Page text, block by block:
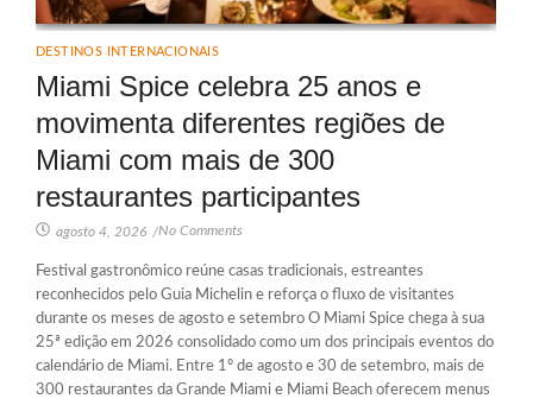
DESTINOS INTERNACIONAIS
Miami Spice celebra 25 anos e
movimenta diferentes regiões de
Miami com mais de 300
restaurantes participantes
agosto 4, 2026 /No Comments
Festival gastronômico reúne casas tradicionais, estreantes
reconhecidos pelo Guia Michelin e reforça o fluxo de visitantes
durante os meses de agosto e setembro O Miami Spice chega à sua
25ª edição em 2026 consolidado como um dos principais eventos do
calendário de Miami. Entre 1º de agosto e 30 de setembro, mais de
300 restaurantes da Grande Miami e Miami Beach oferecem menus